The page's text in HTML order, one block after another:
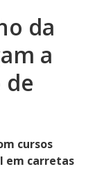
da
a
de
cursos
em carretas